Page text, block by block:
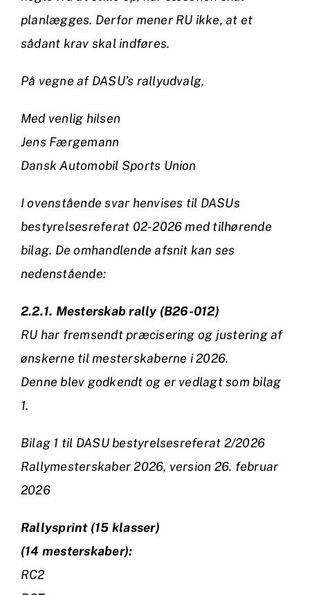
planlægges. Derfor mener RU ikke, at et
sådant krav skal indføres.
På vegne af DASU’s rallyudvalg,
Med venlig hilsen
Jens Færgemann
Dansk Automobil Sports Union
I ovenstående svar henvises til DASUs
bestyrelsesreferat 02-2026 med tilhørende
bilag. De omhandlende afsnit kan ses
nedenstående:
2.2.1. Mesterskab rally (B26-012)
RU har fremsendt præcisering og justering af
ønskerne til mesterskaberne i 2026.
Denne blev godkendt og er vedlagt som bilag
1.
Bilag 1 til DASU bestyrelsesreferat 2/2026
Rallymesterskaber 2026, version 26. februar
2026
Rallysprint (15 klasser)
(14 mesterskaber):
RC2